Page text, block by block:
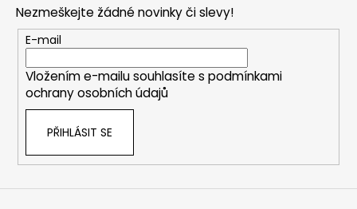
Nezmeškejte žádné novinky či slevy!
E-mail
Vložením e-mailu souhlasíte s podmínkami
ochrany osobních údajů
PŘIHLÁSIT SE